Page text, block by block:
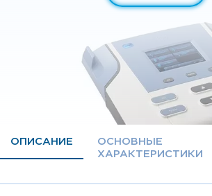
ОПИСАНИЕ
ОСНОВНЫЕ
ХАРАКТЕРИСТИКИ